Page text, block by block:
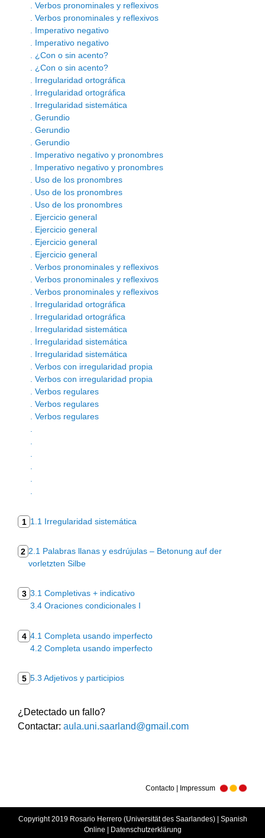
. Verbos pronominales y reflexivos
. Verbos pronominales y reflexivos
. Imperativo negativo
. Imperativo negativo
. ¿Con o sin acento?
. ¿Con o sin acento?
. Irregularidad ortográfica
. Irregularidad ortográfica
. Irregularidad sistemática
. Gerundio
. Gerundio
. Gerundio
. Imperativo negativo y pronombres
. Imperativo negativo y pronombres
. Uso de los pronombres
. Uso de los pronombres
. Uso de los pronombres
. Ejercicio general
. Ejercicio general
. Ejercicio general
. Ejercicio general
. Verbos pronominales y reflexivos
. Verbos pronominales y reflexivos
. Verbos pronominales y reflexivos
. Irregularidad ortográfica
. Irregularidad ortográfica
. Irregularidad sistemática
. Irregularidad sistemática
. Irregularidad sistemática
. Verbos con irregularidad propia
. Verbos con irregularidad propia
. Verbos regulares
. Verbos regulares
. Verbos regulares
.
.
.
.
.
.
1 1.1 Irregularidad sistemática
2 2.1 Palabras llanas y esdrújulas – Betonung auf der
vorletzten Silbe
3 3.1 Completivas + indicativo
3.4 Oraciones condicionales I
4 4.1 Completa usando imperfecto
4.2 Completa usando imperfecto
5 5.3 Adjetivos y participios
¿Detectado un fallo?
Contactar: aula.uni.saarland@gmail.com
Contacto | Impressum
Copyright 2019 Rosario Herrero (Universität des Saarlandes) | Spanish
Online | Datenschutzerklärung